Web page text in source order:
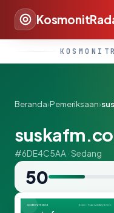
Beranda›Pemeriksaan›
#6DE4C5AA · Sedang
50